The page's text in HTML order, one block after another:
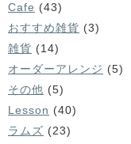
Cafe (43)
おすすめ雑貨 (3)
雑貨 (14)
オーダーアレンジ (5)
その他 (5)
Lesson (40)
ラムズ (23)